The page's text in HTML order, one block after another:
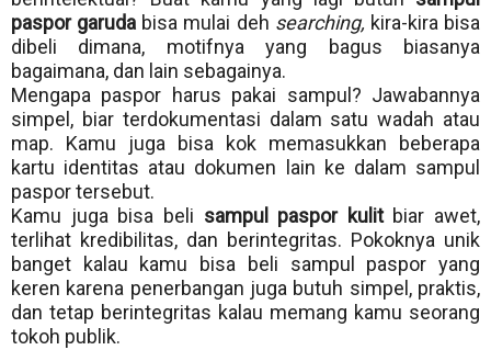
paspor garuda bisa mulai deh searching, kira-kira bisa
dibeli dimana, motifnya yang bagus biasanya
bagaimana, dan lain sebagainya.
Mengapa paspor harus pakai sampul? Jawabannya
simpel, biar terdokumentasi dalam satu wadah atau
map. Kamu juga bisa kok memasukkan beberapa
kartu identitas atau dokumen lain ke dalam sampul
paspor tersebut.
Kamu juga bisa beli sampul paspor kulit biar awet,
terlihat kredibilitas, dan berintegritas. Pokoknya unik
banget kalau kamu bisa beli sampul paspor yang
keren karena penerbangan juga butuh simpel, praktis,
dan tetap berintegritas kalau memang kamu seorang
tokoh publik.